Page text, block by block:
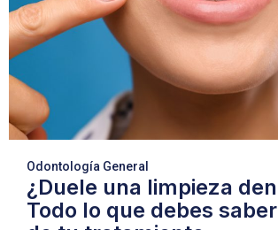
Odontología General
¿Duele una limpieza
Todo lo que debes